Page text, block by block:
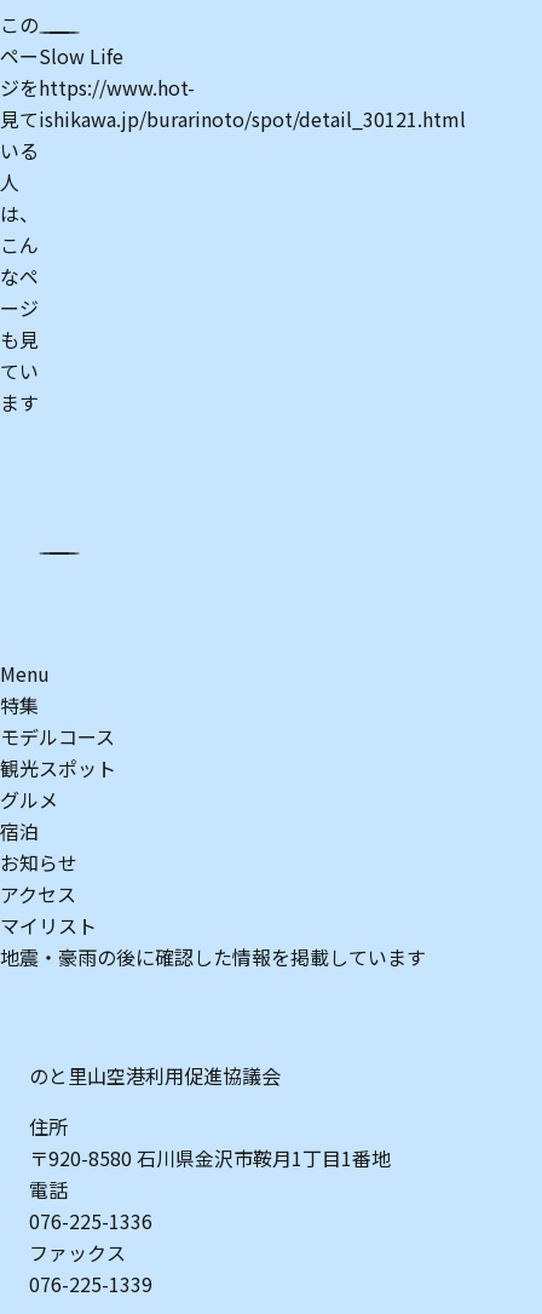
この
ペー
ジを
見て
いる
人
は、
こん
なペ
ージ
も見
てい
ます
Slow Life
https://www.hot-
ishikawa.jp/burarinoto/spot/detail_30121.html
Menu
特集
モデルコース
観光スポット
グルメ
宿泊
お知らせ
アクセス
マイリスト
地震・豪雨の後に確認した情報を掲載しています
のと里山空港利用促進協議会
住所
〒920-8580 石川県金沢市鞍月1丁目1番地
電話
076-225-1336
ファックス
076-225-1339